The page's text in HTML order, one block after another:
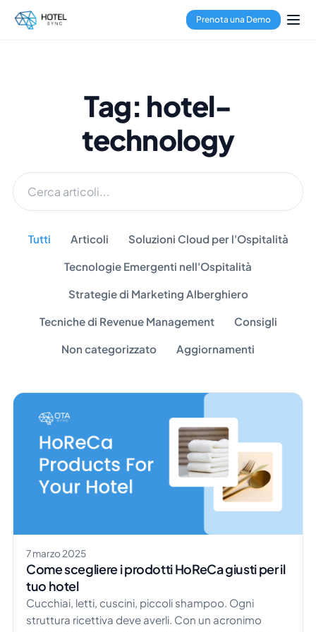
Prenota una Demo
Tag: hotel-
technology
Tutti Articoli Soluzioni Cloud per l'Ospitalità
Tecnologie Emergenti nell'Ospitalità
Strategie di Marketing Alberghiero
Tecniche di Revenue Management Consigli
Non categorizzato Aggiornamenti
7 marzo 2025
Come scegliere i prodotti HoReCa giusti per il
tuo hotel
Cucchiai, letti, cuscini, piccoli shampoo. Ogni
struttura ricettiva deve averli. Con un acronimo